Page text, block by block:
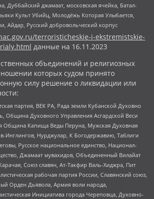
Дуббайский джамаат, московская ячейка, Батал-
Культ Убийц, Молодёжь Которая Улыбается,
Айдар, Русский добровольческий корпус
terroristicheskie-i-ekstremistskie-
данные на 16.11.2023
объединений и религиозных
которых судом принято
силу решение о ликвидации или
партия, ВЕК РА, Рада земли Кубанской Духовно
Община Духовного Управления Асгардской Веси
Община Капища Веды Перуна, Мужская Духовная
Инглингов, Нурджулар, К Богодержавию, Таблиги
Русское национальное единство, Национал-
Джамаат мувахидов, Объединенный Вилайат
Союз славян, Ат-Такфир Валь-Хиджра, Пит
рабочая партия России, Славянский союз,
Орден Дьявола, Армия воли народа,
Инициатива города Череповца, Духовно-